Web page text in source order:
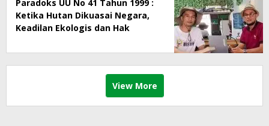
Paradoks UU No 41 Tahun 1999 :
Ketika Hutan Dikuasai Negara,
Keadilan Ekologis dan Hak
View More